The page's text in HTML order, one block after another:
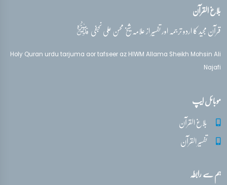
بلاغ القرآن
قرآن مجید کا اردو ترجمہ اور تفسیر از علامہ شیخ محسن علی نجفیقدس‌سره
Holy Quran urdu tarjuma aor tafseer az HIWM Allama Sheikh Mohsin Ali
Najafi
موبائل ایپ
بلاغ القرآن
تفسیر القرآن
ہم سے رابطہ